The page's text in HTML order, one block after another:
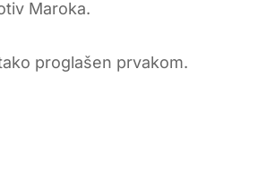
Maroka.
proglašen prvakom.